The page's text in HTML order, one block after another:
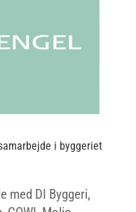
i byggeriet
med DI Byggeri,